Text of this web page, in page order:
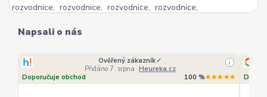
Napsali o nás
Ověřený zákazník✓
Přidáno 7. srpna · Heureka.cz
i
Doporučuje obchod 100 %★★★★★